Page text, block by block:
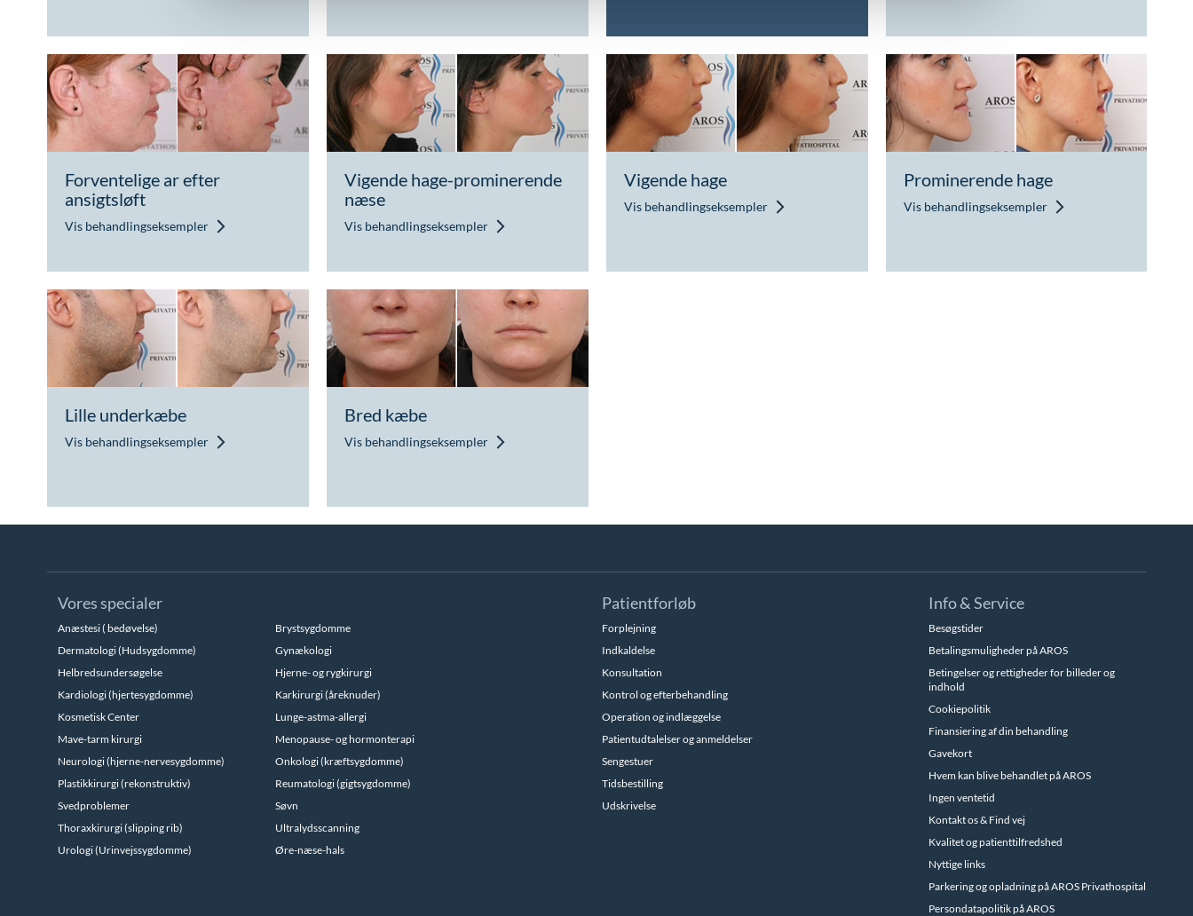
Forventelige ar efter
ansigtsløft
Vis behandlingseksempler
Vigende hage-prominerende
næse
Vis behandlingseksempler
Vigende hage
Vis behandlingseksempler
Prominerende hage
Vis behandlingseksempler
Lille underkæbe
Vis behandlingseksempler
Bred kæbe
Vis behandlingseksempler
Vores specialer
Anæstesi ( bedøvelse)
Brystsygdomme
Dermatologi (Hudsygdomme)
Gynækologi
Helbredsundersøgelse
Hjerne- og rygkirurgi
Kardiologi (hjertesygdomme)
Karkirurgi (åreknuder)
Kosmetisk Center
Lunge-astma-allergi
Mave-tarm kirurgi
Menopause- og hormonterapi
Neurologi (hjerne-nervesygdomme)
Onkologi (kræftsygdomme)
Plastikkirurgi (rekonstruktiv)
Reumatologi (gigtsygdomme)
Svedproblemer
Søvn
Thoraxkirurgi (slipping rib)
Ultralydsscanning
Urologi (Urinvejssygdomme)
Øre-næse-hals
Patientforløb
Forplejning
Indkaldelse
Konsultation
Kontrol og efterbehandling
Operation og indlæggelse
Patientudtalelser og anmeldelser
Sengestuer
Tidsbestilling
Udskrivelse
Info & Service
Besøgstider
Betalingsmuligheder på AROS
Betingelser og rettigheder for billeder og
indhold
Cookiepolitik
Finansiering af din behandling
Gavekort
Hvem kan blive behandlet på AROS
Ingen ventetid
Kontakt os & Find vej
Kvalitet og patienttilfredshed
Nyttige links
Parkering og opladning på AROS Privathospital
Persondatapolitik på AROS